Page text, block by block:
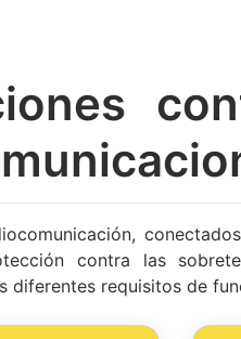
contra las
diferentes requisitos de